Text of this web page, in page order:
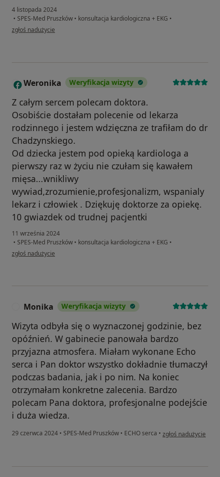
4 listopada 2024
• SPES-Med Pruszków • konsultacja kardiologiczna + EKG •
w opinii użytkownika Paweł
zgłoś nadużycie
W Weronika Weryfikacja wizyty
Z całym sercem polecam doktora.
Osobiście dostałam polecenie od lekarza
rodzinnego i jestem wdzięczna ze trafiłam do dr
Chadzynskiego.
Od dziecka jestem pod opieką kardiologa a
pierwszy raz w życiu nie czułam się kawałem
mięsa...wnikliwy
wywiad,zrozumienie,profesjonalizm, wspanialy
lekarz i człowiek . Dziękuję doktorze za opiekę.
10 gwiazdek od trudnej pacjentki
11 września 2024
• SPES-Med Pruszków • konsultacja kardiologiczna + EKG •
w opinii użytkownika Weronika
zgłoś nadużycie
Monika Weryfikacja wizyty
Wizyta odbyła się o wyznaczonej godzinie, bez
opóźnień. W gabinecie panowała bardzo
przyjazna atmosfera. Miałam wykonane Echo
serca i Pan doktor wszystko dokładnie tłumaczył
podczas badania, jak i po nim. Na koniec
otrzymałam konkretne zalecenia. Bardzo
polecam Pana doktora, profesjonalne podejście
i duża wiedza.
29 czerwca 2024 • SPES-Med Pruszków • ECHO serca • w opinii użytkownika
zgłoś nadużycie